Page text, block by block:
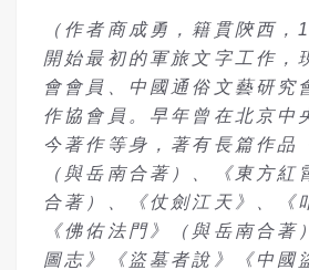
（作者商成勇，籍貫陝西，
開始最初的軍旅文字工作，
會會員、中國通俗文藝研究
作協會員。早年曾在北京中
今著作等身，著有長篇作品
（與岳南合著）、《東方紅
合著）、《仗劍江天》、《
《佛佑法門》（與岳南合著
圖志》《盜墓者說》《中國